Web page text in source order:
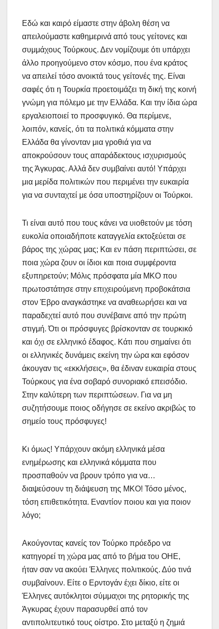
Εδώ και καιρό είμαστε στην άβολη θέση να
απειλούμαστε καθημερινά από τους γείτονες και
συμμάχους Τούρκους. Δεν νομίζουμε ότι υπάρχει
άλλο προηγούμενο στον κόσμο, που ένα κράτος
να απειλεί τόσο ανοικτά τους γείτονές της. Είναι
σαφές ότι η Τουρκία προετοιμάζει τη δική της κοινή
γνώμη για πόλεμο με την Ελλάδα. Και την ίδια ώρα
εργαλειοποιεί το προσφυγικό. Θα περίμενε,
λοιπόν, κανείς, ότι τα πολιτικά κόμματα στην
Ελλάδα θα γίνονταν μια γροθιά για να
αποκρούσουν τους απαράδεκτους ισχυρισμούς
της Άγκυρας. Αλλά δεν συμβαίνει αυτό! Υπάρχει
μια μερίδα πολιτικών που περιμένει την ευκαιρία
για να συνταχτεί με όσα υποστηρίζουν οι Τούρκοι.
Τι είναι αυτό που τους κάνει να υιοθετούν με τόση
ευκολία οποιαδήποτε καταγγελία εκτοξεύεται σε
βάρος της χώρας μας; Και εν πάση περιπτώσει, σε
ποια χώρα ζουν οι ίδιοι και ποια συμφέροντα
εξυπηρετούν; Μόλις πρόσφατα μία ΜΚΟ που
πρωτοστάτησε στην επιχειρούμενη προβοκάτσια
στον Έβρο αναγκάστηκε να αναθεωρήσει και να
παραδεχτεί αυτό που συνέβαινε από την πρώτη
στιγμή. Ότι οι πρόσφυγες βρίσκονταν σε τουρκικό
και όχι σε ελληνικό έδαφος. Κάτι που σημαίνει ότι
οι ελληνικές δυνάμεις εκείνη την ώρα και εφόσον
άκουγαν τις «εκκλήσεις», θα έδιναν ευκαιρία στους
Τούρκους για ένα σοβαρό συνοριακό επεισόδιο.
Στην καλύτερη των περιπτώσεων. Για να μη
συζητήσουμε ποιος οδήγησε σε εκείνο ακριβώς το
σημείο τους πρόσφυγες!
Κι όμως! Υπάρχουν ακόμη ελληνικά μέσα
ενημέρωσης και ελληνικά κόμματα που
προσπαθούν να βρουν τρόπο για να…
διαψεύσουν τη διάψευση της ΜΚΟ! Τόσο μένος,
τόση επιθετικότητα. Εναντίον ποιου και για ποιον
λόγο;
Ακούγοντας κανείς τον Τούρκο πρόεδρο να
κατηγορεί τη χώρα μας από το βήμα του ΟΗΕ,
ήταν σαν να ακούει Έλληνες πολιτικούς. Δύο τινά
συμβαίνουν. Είτε ο Ερντογάν έχει δίκιο, είτε οι
Έλληνες αυτόκλητοι σύμμαχοι της ρητορικής της
Άγκυρας έχουν παρασυρθεί από τον
αντιπολιτευτικό τους οίστρο. Στο μεταξύ η ζημιά